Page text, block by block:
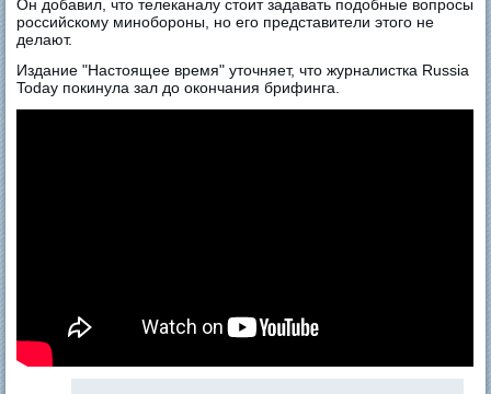
Он добавил, что телеканалу стоит задавать подобные вопросы
российскому минобороны, но его представители этого не
делают.
Издание "Настоящее время" уточняет, что журналистка Russia
Today покинула зал до окончания брифинга.